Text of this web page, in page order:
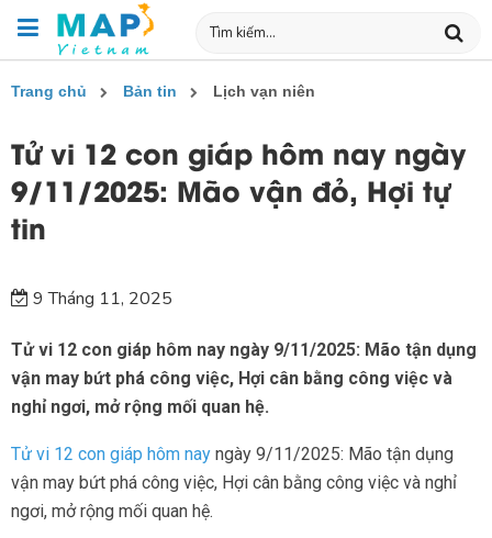
Trang chủ Bản tin Lịch vạn niên
Tử vi 12 con giáp hôm nay ngày
9/11/2025: Mão vận đỏ, Hợi tự
tin
9 Tháng 11, 2025
Tử vi 12 con giáp hôm nay ngày 9/11/2025: Mão tận dụng
vận may bứt phá công việc, Hợi cân bằng công việc và
nghỉ ngơi, mở rộng mối quan hệ.
Tử vi 12 con giáp hôm nay ngày 9/11/2025: Mão tận dụng
vận may bứt phá công việc, Hợi cân bằng công việc và nghỉ
ngơi, mở rộng mối quan hệ.